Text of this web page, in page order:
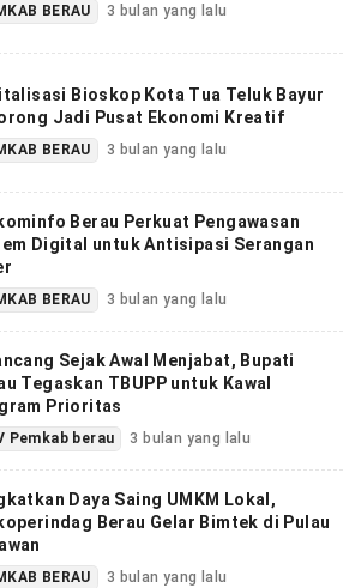
BERAU 3 bulan yang lalu
Bioskop Kota Tua Teluk Bayur
Jadi Pusat Ekonomi Kreatif
BERAU 3 bulan yang lalu
Berau Perkuat Pengawasan
Digital untuk Antisipasi Serangan
BERAU 3 bulan yang lalu
Sejak Awal Menjabat, Bupati
Tegaskan TBUPP untuk Kawal
Prioritas
Pemkab berau 3 bulan yang lalu
Daya Saing UMKM Lokal,
Berau Gelar Bimtek di Pulau
BERAU 3 bulan yang lalu